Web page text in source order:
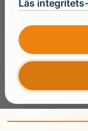
applikationer,
Läs